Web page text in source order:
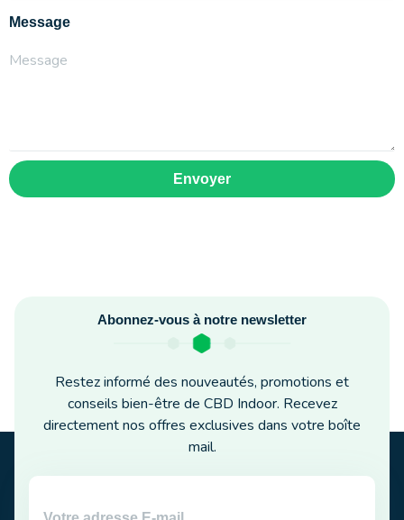
Message
Envoyer
Abonnez-vous à notre newsletter
Restez informé des nouveautés, promotions et
conseils bien-être de CBD Indoor. Recevez
directement nos offres exclusives dans votre boîte
mail.